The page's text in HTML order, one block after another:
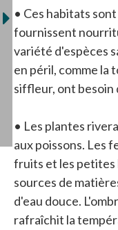
• Ces habitats
fournissent
variété d'espèces
en péril, comme la
siffleur, ont besoin
• Les plantes
aux poissons. Les
fruits et les petites
sources de
d'eau douce.
rafraîchit la